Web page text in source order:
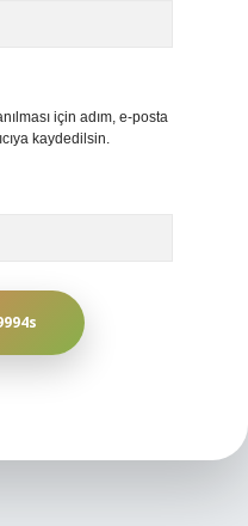
için adım, e-posta
kaydedilsin.